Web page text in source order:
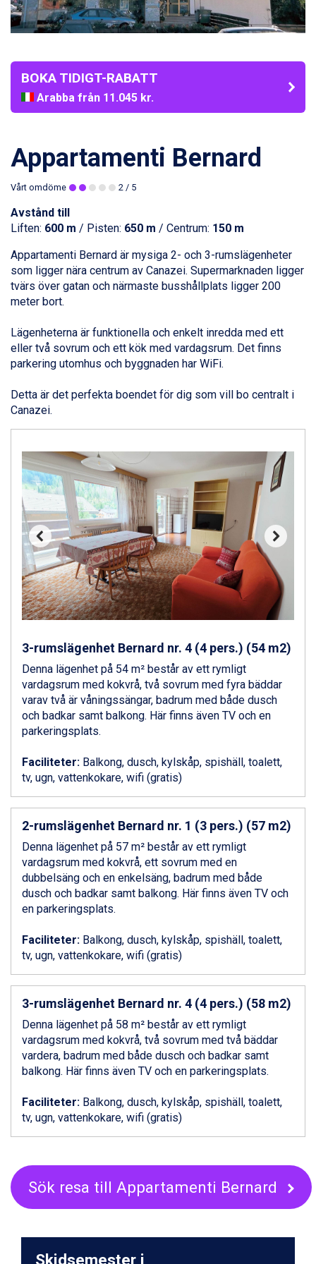
BOKA TIDIGT-RABATT
Arabba från 11.045 kr.
La Thuile från 7.045 kr.
Passo Tonale från 5.895 kr.
Sölden från 12.995 kr.
Saalbach från 9.445 kr.
Bad Hofgastein från 8.595 kr.
Champoluc från 5.945 kr.
Sestriere från 6.945 kr.
Fieberbrunn från 9.645 kr.
Ischgl från 11.295 kr.
Wagrain från 7.095 kr.
Val Thorens från 8.395 kr.
St. Anton från 11.245 kr.
Canazei från 7.195 kr.
Livigno från 5.595 kr.
Ponte di Legno från 7.395 kr.
Alleghe från 8.545 kr.
Bad Gastein från 6.295 kr.
Cervinia från 8.245 kr.
Passo Tonale från 5.895 kr.
Sölden från 12.995 kr.
Saalbach från 9.445 kr.
Bad Hofgastein från 8.595 kr.
Champoluc från 5.945 kr.
Sestriere från 6.945 kr.
Fieberbrunn från 9.645 kr.
Ischgl från 11.295 kr.
Wagrain från 7.095 kr.
Val Thorens från 8.395 kr.
Zell am See från 6.295 kr.
Canazei från 7.195 kr.
Livigno från 5.595 kr.
Ponte di Legno från 7.395 kr.
Sauze dOulx från 6.145 kr.
Alleghe från 8.545 kr.
Bad Gastein från 6.295 kr.
La Thuile från 7.045 kr.
Cervinia från 8.245 kr.
Passo Tonale från 5.895 kr.
Sölden från 12.995 kr.
Saalbach från 9.445 kr.
Bad Hofgastein från 8.595 kr.
Champoluc från 5.945 kr.
Sestriere från 6.945 kr.
Fieberbrunn från 9.645 kr.
Ischgl från 11.295 kr.
Val Thorens från 8.395 kr.
St. Anton från 11.245 kr.
Zell am See från 6.295 kr.
Canazei från 7.195 kr.
Livigno från 5.595 kr.
Ponte di Legno från 7.395 kr.
Sauze dOulx från 6.145 kr.
Alleghe från 8.545 kr.
Bad Gastein från 6.295 kr.
Arabba från 11.045 kr.
Cervinia från 8.245 kr.
Passo Tonale från 5.895 kr.
Sölden från 12.995 kr.
Bad Hofgastein från 8.595 kr.
Champoluc från 5.945 kr.
Sestriere från 6.945 kr.
Appartamenti Bernard
Vårt omdöme 2 / 5
Avstånd till
Liften: 600 m / Pisten: 650 m / Centrum: 150 m
Appartamenti Bernard är mysiga 2- och 3-rumslägenheter
som ligger nära centrum av Canazei. Supermarknaden ligger
tvärs över gatan och närmaste busshållplats ligger 200
meter bort.
Lägenheterna är funktionella och enkelt inredda med ett
eller två sovrum och ett kök med vardagsrum. Det finns
parkering utomhus och byggnaden har WiFi.
Detta är det perfekta boendet för dig som vill bo centralt i
Canazei.
3-rumslägenhet Bernard nr. 4 (4 pers.) (54 m2)
Denna lägenhet på 54 m² består av ett rymligt
vardagsrum med kokvrå, två sovrum med fyra bäddar
varav två är våningssängar, badrum med både dusch
och badkar samt balkong. Här finns även TV och en
parkeringsplats.
Faciliteter: Balkong, dusch, kylskåp, spishäll, toalett,
tv, ugn, vattenkokare, wifi (gratis)
2-rumslägenhet Bernard nr. 1 (3 pers.) (57 m2)
Denna lägenhet på 57 m² består av ett rymligt
vardagsrum med kokvrå, ett sovrum med en
dubbelsäng och en enkelsäng, badrum med både
dusch och badkar samt balkong. Här finns även TV och
en parkeringsplats.
Faciliteter: Balkong, dusch, kylskåp, spishäll, toalett,
tv, ugn, vattenkokare, wifi (gratis)
3-rumslägenhet Bernard nr. 4 (4 pers.) (58 m2)
Denna lägenhet på 58 m² består av ett rymligt
vardagsrum med kokvrå, två sovrum med två bäddar
vardera, badrum med både dusch och badkar samt
balkong. Här finns även TV och en parkeringsplats.
Faciliteter: Balkong, dusch, kylskåp, spishäll, toalett,
tv, ugn, vattenkokare, wifi (gratis)
Sök resa till Appartamenti Bernard
Skidsemester i